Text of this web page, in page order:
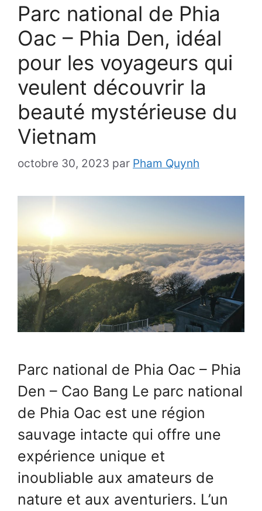
Parc national de Phia
Oac – Phia Den, idéal
pour les voyageurs qui
veulent découvrir la
beauté mystérieuse du
Vietnam
octobre 30, 2023 par Pham Quynh
Parc national de Phia Oac – Phia
Den – Cao Bang Le parc national
de Phia Oac est une région
sauvage intacte qui offre une
expérience unique et
inoubliable aux amateurs de
nature et aux aventuriers. L’un